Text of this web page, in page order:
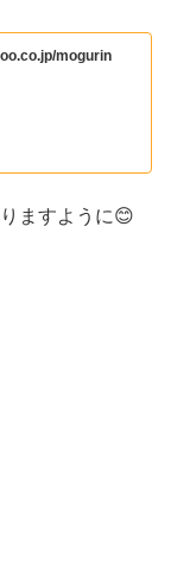
mogurin
ますように😊